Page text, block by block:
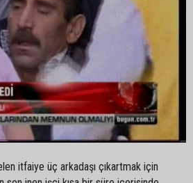
itfaiye üç arkadaşı çıkartmak için